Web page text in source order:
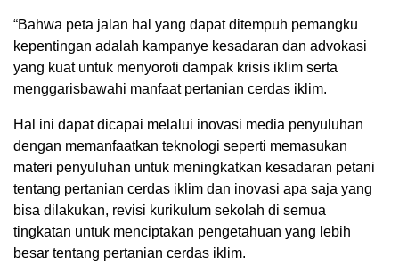
“Bahwa peta jalan hal yang dapat ditempuh pemangku
kepentingan adalah kampanye kesadaran dan advokasi
yang kuat untuk menyoroti dampak krisis iklim serta
menggarisbawahi manfaat pertanian cerdas iklim.
Hal ini dapat dicapai melalui inovasi media penyuluhan
dengan memanfaatkan teknologi seperti memasukan
materi penyuluhan untuk meningkatkan kesadaran petani
tentang pertanian cerdas iklim dan inovasi apa saja yang
bisa dilakukan, revisi kurikulum sekolah di semua
tingkatan untuk menciptakan pengetahuan yang lebih
besar tentang pertanian cerdas iklim.